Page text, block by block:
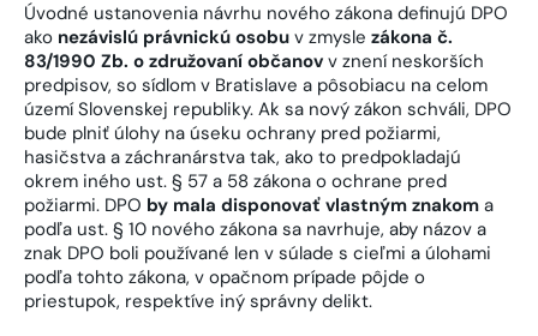
Úvodné ustanovenia návrhu nového zákona definujú DPO
ako nezávislú právnickú osobu v zmysle zákona č.
83/1990 Zb. o združovaní občanov v znení neskorších
predpisov, so sídlom v Bratislave a pôsobiacu na celom
území Slovenskej republiky. Ak sa nový zákon schváli, DPO
bude plniť úlohy na úseku ochrany pred požiarmi,
hasičstva a záchranárstva tak, ako to predpokladajú
okrem iného ust. § 57 a 58 zákona o ochrane pred
požiarmi. DPO by mala disponovať vlastným znakom a
podľa ust. § 10 nového zákona sa navrhuje, aby názov a
znak DPO boli používané len v súlade s cieľmi a úlohami
podľa tohto zákona, v opačnom prípade pôjde o
priestupok, respektíve iný správny delikt.